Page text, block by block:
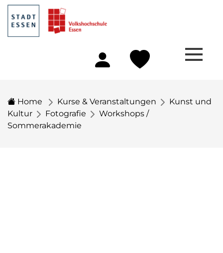
Home Kurse & Veranstaltungen
Kunst und
Kultur
Fotografie
Workshops /
Sommerakademie